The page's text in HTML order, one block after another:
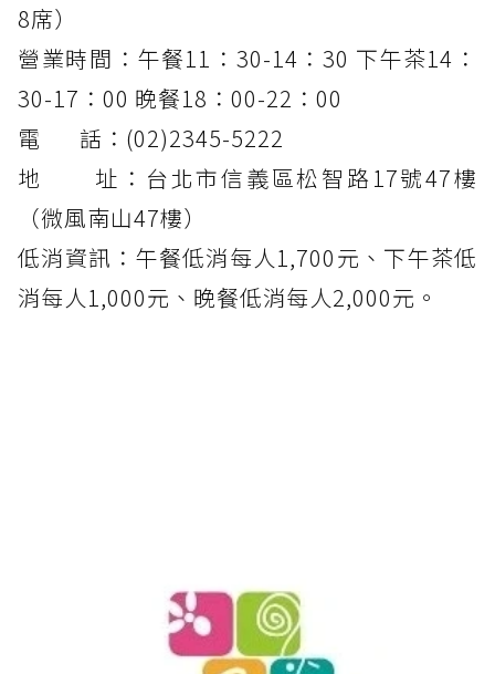
8席）
營業時間：午餐11：30-14：30 下午茶14：
30-17：00 晚餐18：00-22：00
電 話：(02)2345-5222
地 址：台北市信義區松智路17號47樓
（微風南山47樓）
低消資訊：午餐低消每人1,700元、下午茶低
消每人1,000元、晚餐低消每人2,000元。